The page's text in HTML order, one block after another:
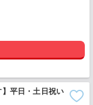
】平日・土日祝い